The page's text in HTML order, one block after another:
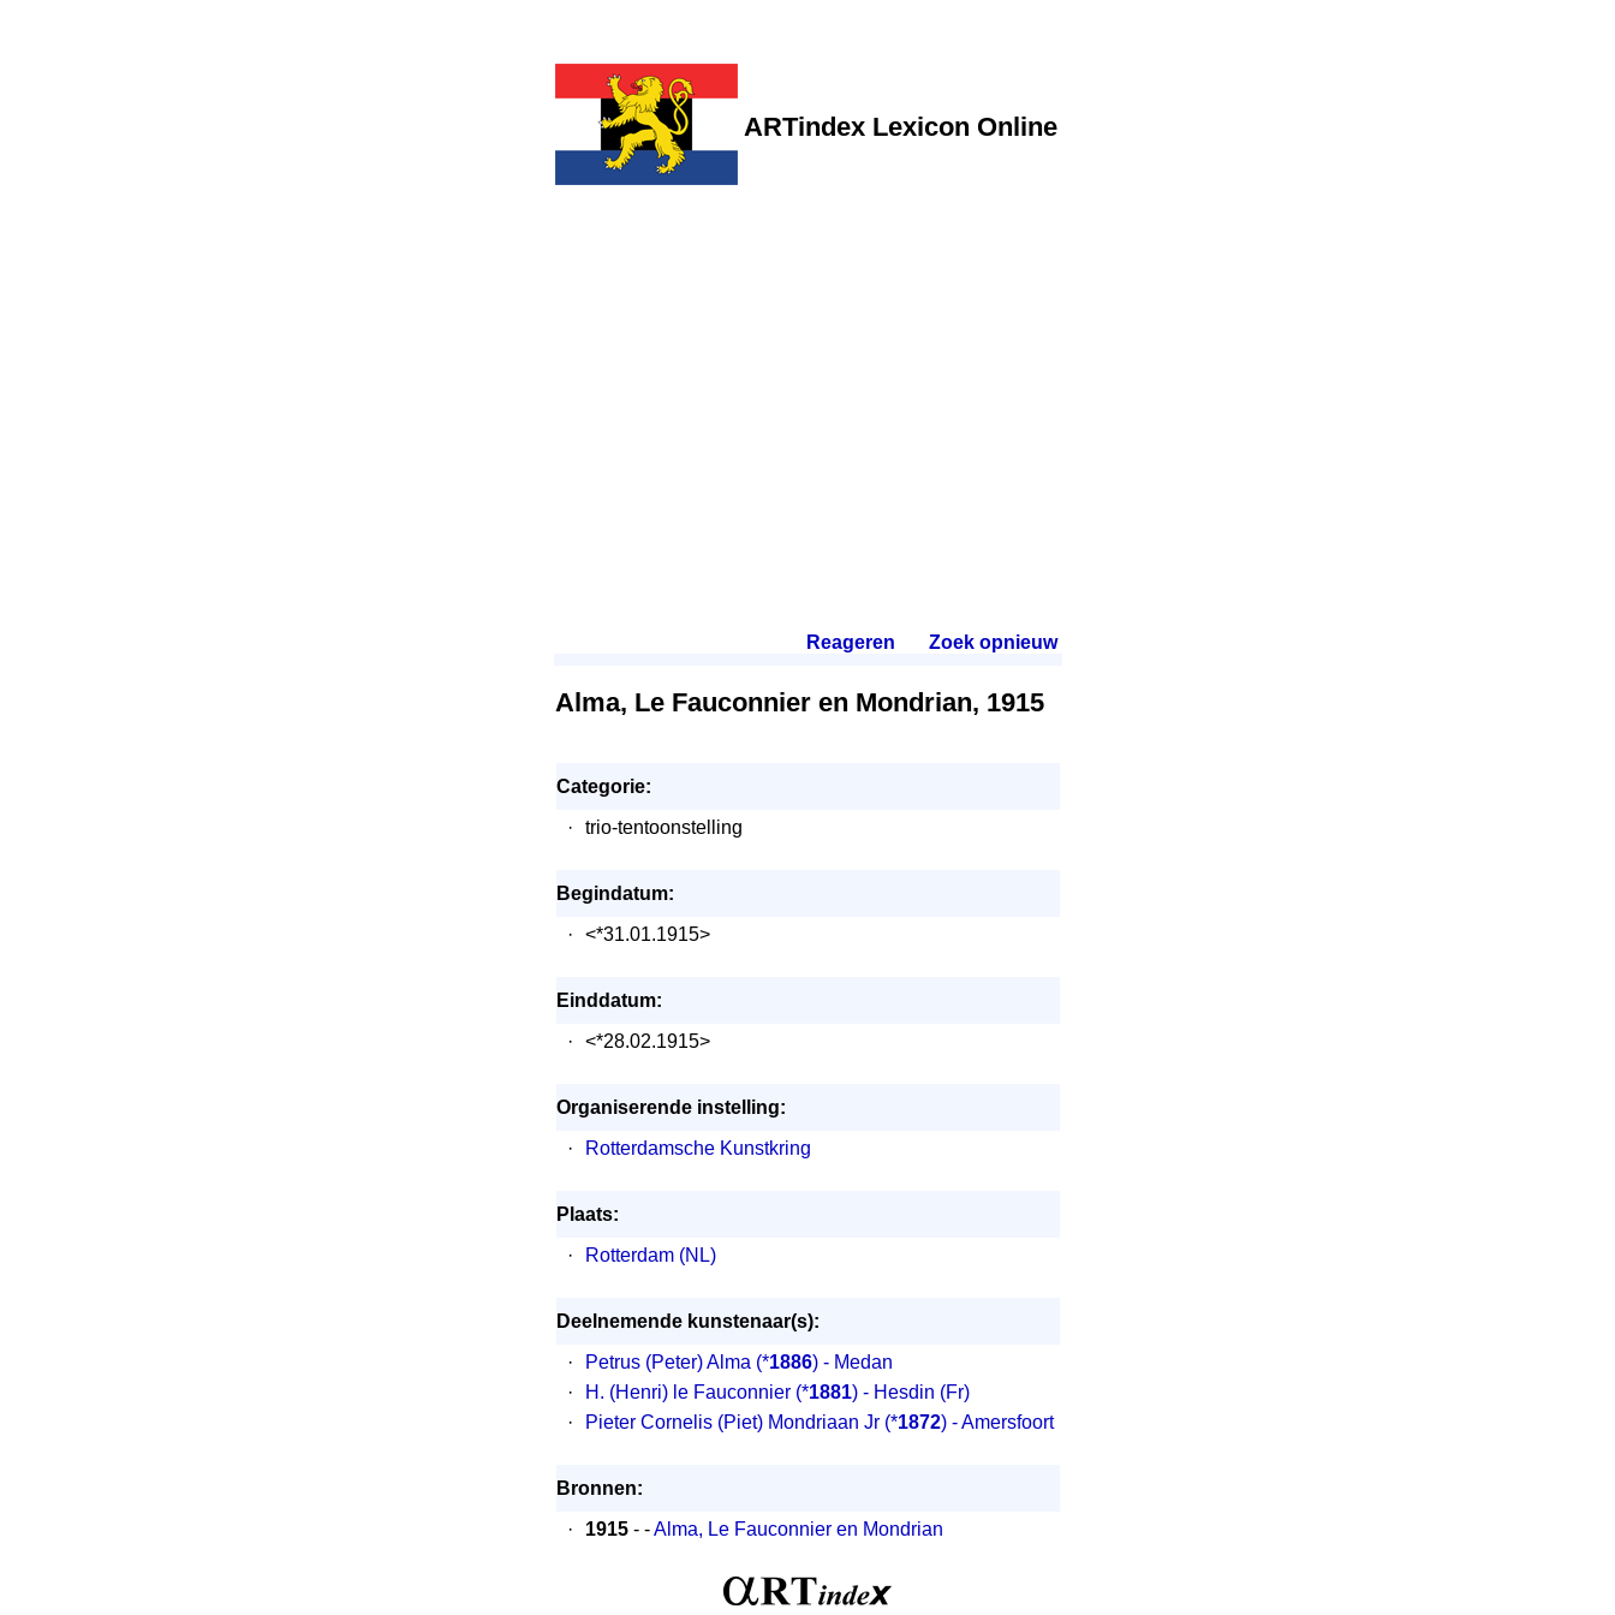
ARTindex Lexicon Online
Reageren Zoek opnieuw.
Alma, Le Fauconnier en Mondrian, 1915
Categorie:
·
trio-tentoonstelling
Begindatum:
·
<*31.01.1915>
Einddatum:
·
<*28.02.1915>
Organiserende instelling:
·
Rotterdamsche Kunstkring
Plaats:
·
Rotterdam (NL)
Deelnemende kunstenaar(s):
·
Petrus (Peter) Alma (*1886) - Medan
·
H. (Henri) le Fauconnier (*1881) - Hesdin (Fr)
·
Pieter Cornelis (Piet) Mondriaan Jr (*1872) - Amersfoort
Bronnen:
·
1915- -Alma, Le Fauconnier en Mondrian